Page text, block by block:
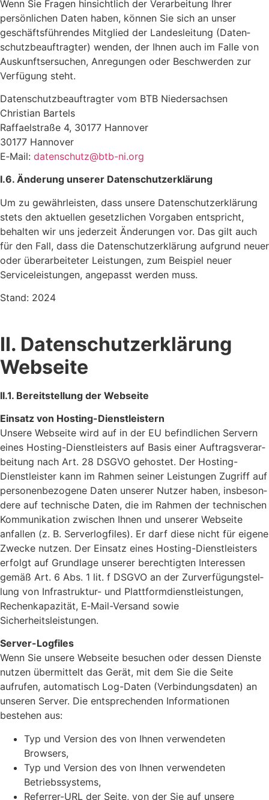
Wenn Sie Fragen hinsicht­lich der Verar­bei­tung Ihrer
persön­li­chen Daten haben, können Sie sich an unser
geschäfts­füh­rendes Mitglied der Landes­lei­tung (Daten­
schutz­be­auf­tragter) wenden, der Ihnen auch im Falle von
Auskunfts­er­su­chen, Anre­gungen oder Beschwerden zur
Verfü­gung steht.
Daten­schutz­be­auf­tragter vom BTB Nieder­sachsen
Chris­tian Bartels
Raffaelstraße 4, 30177 Hannover
30177 Hannover
E‑Mail: datenschutz@​btb-​ni.​org
I.6. Ände­rung unserer Datenschutzerklärung
Um zu gewähr­leisten, dass unsere Daten­schutz­er­klä­rung
stets den aktu­ellen gesetz­li­chen Vorgaben entspricht,
behalten wir uns jeder­zeit Ände­rungen vor. Das gilt auch
für den Fall, dass die Daten­schutz­er­klä­rung aufgrund neuer
oder über­ar­bei­teter Leis­tungen, zum Beispiel neuer
Service­leis­tungen, ange­passt werden muss.
Stand: 2024
II. Daten­schutz­er­klä­rung
Webseite
II.1. Bereit­stel­lung der Webseite
Einsatz von Hosting-Dienst­leis­tern
Unsere Webseite wird auf in der EU befind­li­chen Servern
eines Hosting-Dienst­leis­ters auf Basis einer Auftrags­ver­ar­
bei­tung nach Art. 28 DSGVO gehostet. Der Hosting-
Dienst­leister kann im Rahmen seiner Leis­tungen Zugriff auf
perso­nen­be­zo­gene Daten unserer Nutzer haben, insbe­son­
dere auf tech­ni­sche Daten, die im Rahmen der tech­ni­schen
Kommu­ni­ka­tion zwischen Ihnen und unserer Webseite
anfallen (z. B. Server­log­files). Er darf diese nicht für eigene
Zwecke nutzen. Der Einsatz eines Hosting-Dienst­leis­ters
erfolgt auf Grund­lage unserer berech­tigten Inter­essen
gemäß Art. 6 Abs. 1 lit. f DSGVO an der Zurver­fü­gung­stel­
lung von Infra­struktur- und Platt­form­dienst­leis­tungen,
Rechen­ka­pa­zität, E‑Mail-Versand sowie
Sicherheitsleistungen.
Server-Logfiles
Wenn Sie unsere Webseite besu­chen oder dessen Dienste
nutzen über­mit­telt das Gerät, mit dem Sie die Seite
aufrufen, auto­ma­tisch Log-Daten (Verbin­dungs­daten) an
unseren Server. Die entspre­chenden Infor­ma­tionen
bestehen aus:
Typ und Version des von Ihnen verwen­deten
Browsers,
Typ und Version des von Ihnen verwen­deten
Betriebssystems,
Referrer-URL der Seite, von der Sie auf unsere